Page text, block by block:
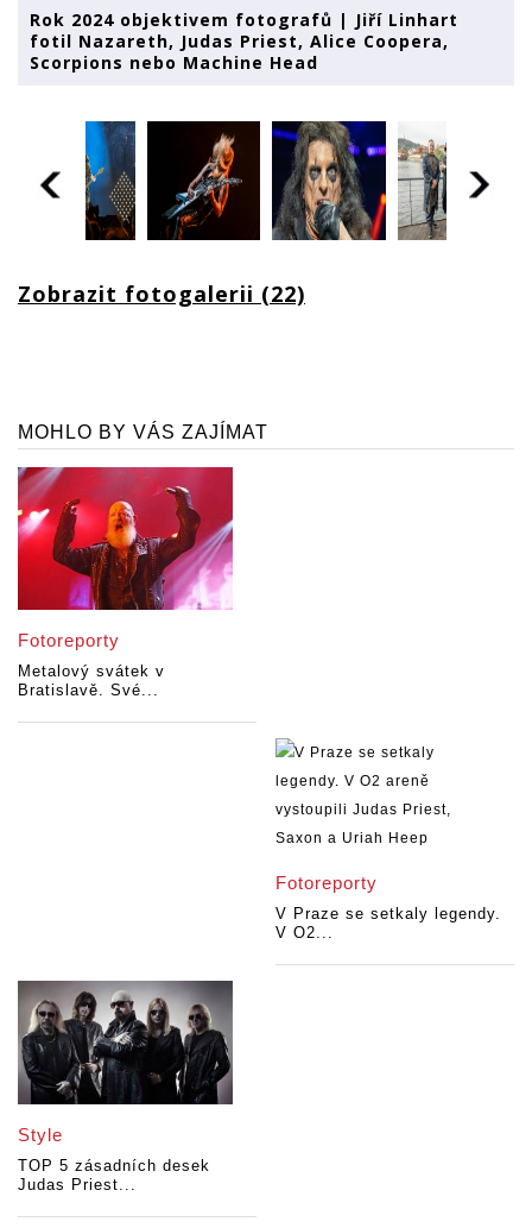
Rok 2024 objektivem fotografů | Jiří Linhart
fotil Nazareth, Judas Priest, Alice Coopera,
Scorpions nebo Machine Head
Zobrazit fotogalerii (22)
MOHLO BY VÁS ZAJÍMAT
Fotoreporty
Metalový svátek v
Bratislavě. Své...
Fotoreporty
V Praze se setkaly legendy.
V O2...
Style
TOP 5 zásadních desek
Judas Priest...